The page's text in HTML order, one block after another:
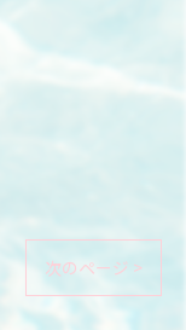
次のページ >